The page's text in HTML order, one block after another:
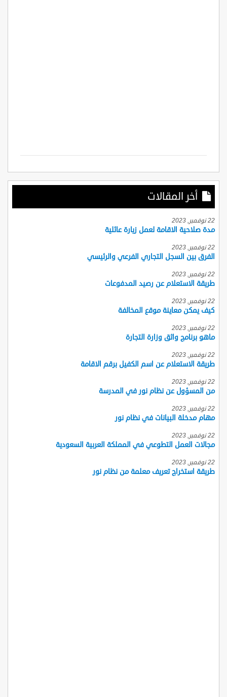
أخر المقالات
22 نوفمبر, 2023
مدة صلاحية الاقامة لعمل زيارة عائلية
22 نوفمبر, 2023
الفرق بين السجل التجاري الفرعي والرئيسي
22 نوفمبر, 2023
طريقة الاستعلام عن رصيد المدفوعات
22 نوفمبر, 2023
كيف يمكن معاينة موقع المخالفة
22 نوفمبر, 2023
ماهو برنامج واثق وزارة التجارة
22 نوفمبر, 2023
طريقة الاستعلام عن اسم الكفيل برقم الاقامة
22 نوفمبر, 2023
من المسؤول عن نظام نور في المدرسة
22 نوفمبر, 2023
مهام مدخلة البيانات في نظام نور
22 نوفمبر, 2023
مجالات العمل التطوعي في المملكة العربية السعودية
22 نوفمبر, 2023
طريقة استخراج تعريف معلمة من نظام نور